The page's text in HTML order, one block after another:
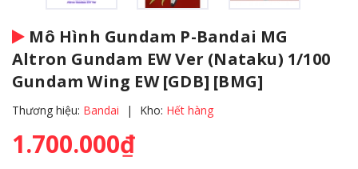
Mô Hình Gundam P-Bandai MG
Altron Gundam EW Ver (Nataku) 1/100
Gundam Wing EW [GDB] [BMG]
Thương hiệu: Bandai | Kho: Hết hàng
1.700.000₫